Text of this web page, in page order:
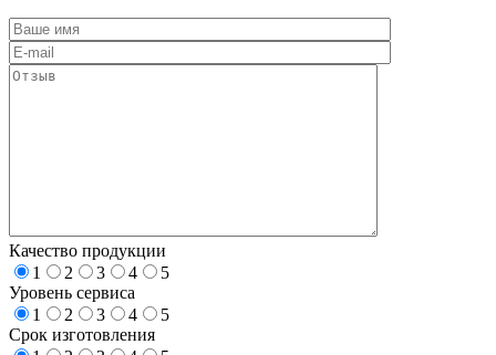
Качество продукции
1
2 3 4
5
Уровень сервиса
1
2 3 4
5
Срок изготовления